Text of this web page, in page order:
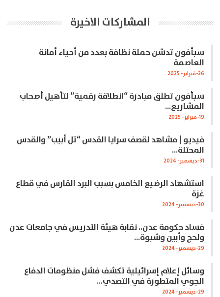
المشاركات الاخيرة
سبأفون تدشن حملة نظافة بعدد من أحياء أمانة
العاصمة
26-فبراير- 2025
سبأفون تطلق مبادرة “انطلاقة رقمية” لتأهيل أصحاب
المشاريع…
19-فبراير- 2025
فيديو | مشاهد لقصف سرايا القدس “تل أبيب” والقدس
المحتلة…
31-ديسمبر- 2024
استشهاد الرضيع الخامس بسبب البرد القارس في قطاع
غزة
30-ديسمبر- 2024
فساد حكومة عدن.. نقابة هيئة التدريس في جامعات عدن
ولحج وأبين وشبوة…
29-ديسمبر- 2024
وسائل إعلام إسرائيلية تكشف فشل منظومات الدفاع
الجوي المتطورة في التصدي…
29-ديسمبر- 2024